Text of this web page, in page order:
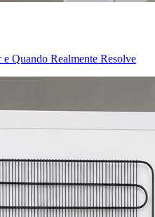
Quando Realmente Resolve